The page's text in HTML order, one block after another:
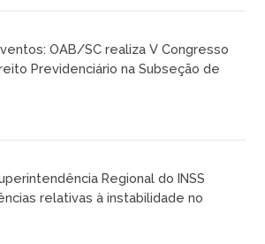
OAB/SC realiza V Congresso
Previdenciário na Subseção de
Regional do INSS
relativas à instabilidade no